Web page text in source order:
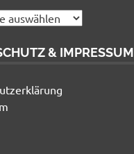
& IMPRESSUM